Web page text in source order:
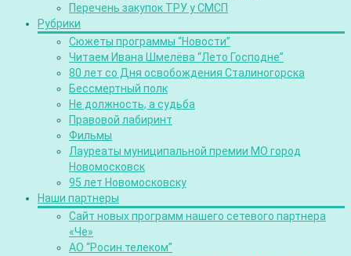
Перечень закупок ТРУ у СМСП
Рубрики
Сюжеты программы “Новости”
Читаем Ивана Шмелёва “Лето Господне”
80 лет со Дня освобождения Сталиногорска
Бессмертный полк
Не должность, а судьба
Правовой лабиринт
Фильмы
Лауреаты муниципальной премии МО город
Новомосковск
95 лет Новомосковску
Наши партнеры
Сайт новых программ нашего сетевого партнера
«Че»
АО “Росин.телеком”